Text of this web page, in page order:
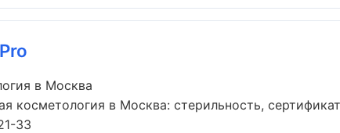
в Москва
косметология в Москва: стерильность,
33